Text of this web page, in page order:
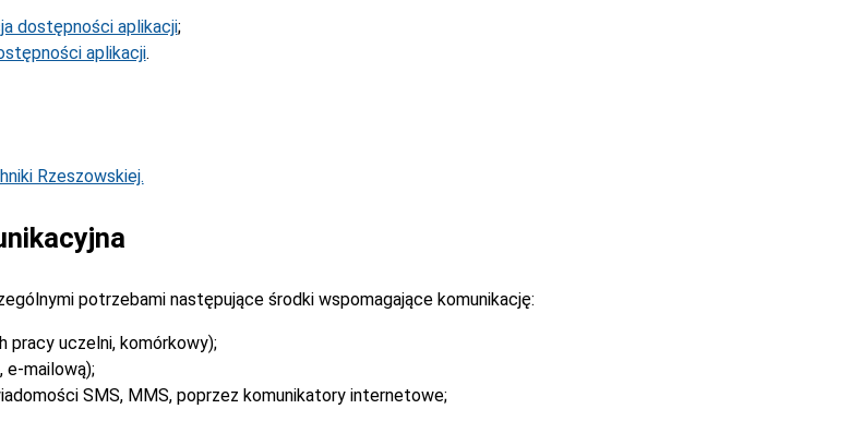
dostępności aplikacji;
aplikacji.
Rzeszowskiej.
potrzebami następujące środki wspomagające komunikację:
uczelni, komórkowy);
mailową);
SMS, MMS, poprzez komunikatory internetowe;